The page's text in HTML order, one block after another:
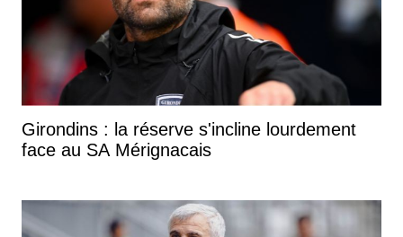
Girondins : la réserve s'incline lourdement
face au SA Mérignacais